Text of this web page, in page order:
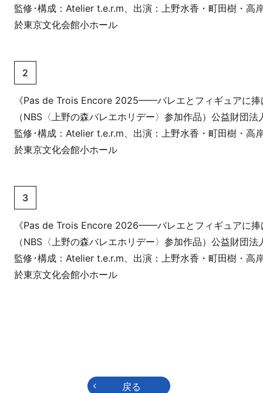
監修･構成：Atelier t.e.r.m、出演：上野水香・町田樹・
於東京文化会館小ホール
2
《Pas de Trois Encore 2025——バレエとフィギュアに捧
（NBS〈上野の森バレエホリデー〉参加作品）公益財団
監修･構成：Atelier t.e.r.m、出演：上野水香・町田樹・
於東京文化会館小ホール
3
《Pas de Trois Encore 2026——バレエとフィギュアに捧
（NBS〈上野の森バレエホリデー〉参加作品）公益財団
監修･構成：Atelier t.e.r.m、出演：上野水香・町田樹・高
於東京文化会館小ホール
戻る